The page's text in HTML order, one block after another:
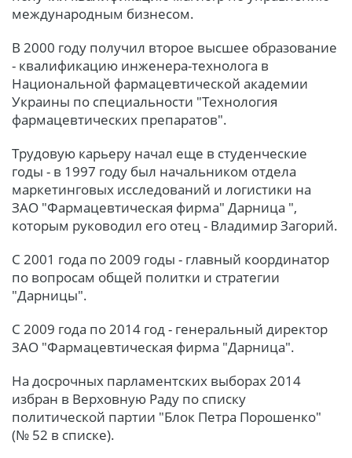
международным бизнесом.
В 2000 году получил второе высшее образование
- квалификацию инженера-технолога в
Национальной фармацевтической академии
Украины по специальности "Технология
фармацевтических препаратов".
Трудовую карьеру начал еще в студенческие
годы - в 1997 году был начальником отдела
маркетинговых исследований и логистики на
ЗАО "Фармацевтическая фирма" Дарница ",
которым руководил его отец - Владимир Загорий.
С 2001 года по 2009 годы - главный координатор
по вопросам общей политки и стратегии
"Дарницы".
С 2009 года по 2014 год - генеральный директор
ЗАО "Фармацевтическая фирма "Дарница".
На досрочных парламентских выборах 2014
избран в Верховную Раду по списку
политической партии "Блок Петра Порошенко"
(№ 52 в списке).